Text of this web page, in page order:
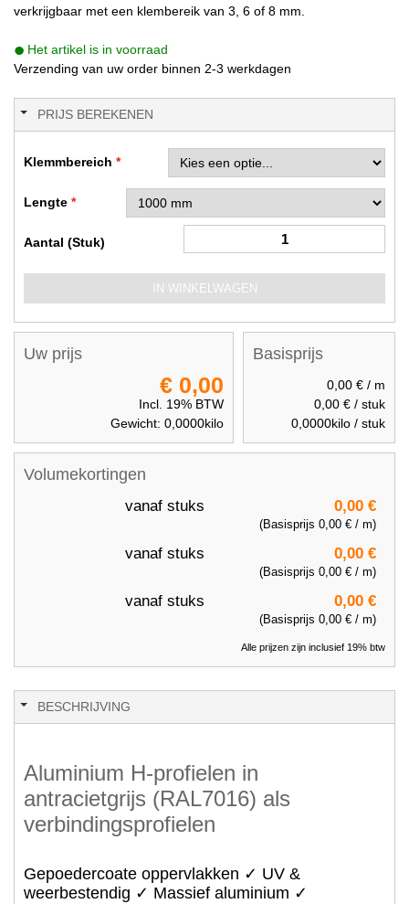
verkrijgbaar met een klembereik van 3, 6 of 8 mm.
Het artikel is in voorraad
Verzending van uw order binnen 2-3 werkdagen
PRIJS BEREKENEN
Klemmbereich
Lengte
Aantal (Stuk)
IN WINKELWAGEN
Volumekortingen
vanaf stuks 0,00 €
(Basisprijs 0,00 € / m)
vanaf stuks 0,00 €
(Basisprijs 0,00 € / m)
vanaf stuks 0,00 €
(Basisprijs 0,00 € / m)
Alle prijzen zijn inclusief 19% btw
Basisprijs
0,00 €/ m
0,00 €/ stuk
0,0000kilo / stuk
Uw prijs
€ 0,00
Incl. 19% BTW
Gewicht: 0,0000kilo
BESCHRIJVING
Aluminium H-profielen in
antracietgrijs (RAL7016) als
verbindingsprofielen
Gepoedercoate oppervlakken ✓ UV &
weerbestendig ✓ Massief aluminium ✓